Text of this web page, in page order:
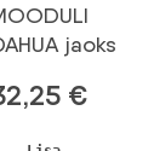
jaoks
€